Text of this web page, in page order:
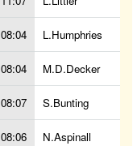
08:04 L.Humphries
08:04 M.D.Decker
08:07 S.Bunting
08:06 N.Aspinall